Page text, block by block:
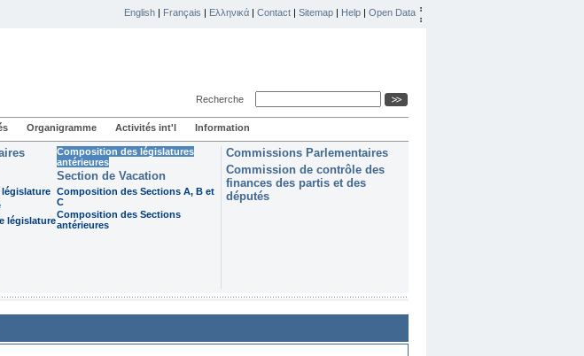
English | Français | Ελληνικά | Contact | Sitemap | Help | Open Data
Recherche
Organigramme Activités int'l Information
législature
législature
Composition des législatures
antérieures
Section de Vacation
Composition des Sections A, B et
C
Composition des Sections
antérieures
Commissions Parlementaires
Commission de contrôle des
finances des partis et des
députés